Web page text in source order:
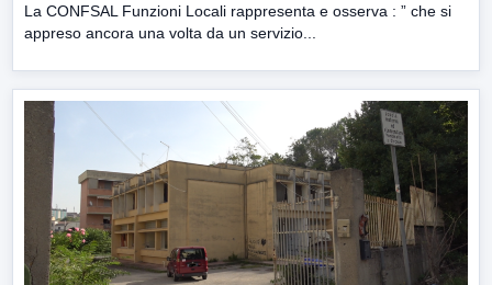
La CONFSAL Funzioni Locali rappresenta e osserva : ” che si
appreso ancora una volta da un servizio...